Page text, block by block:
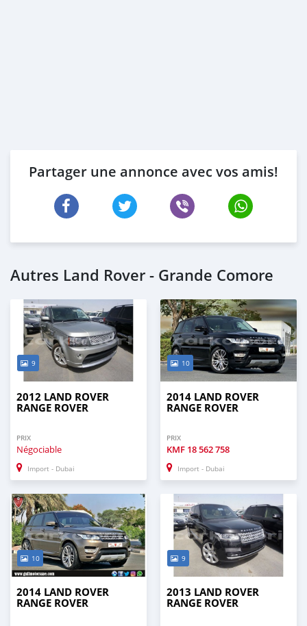
Partager une annonce avec vos amis!
Autres Land Rover - Grande Comore
9
2012 LAND ROVER
RANGE ROVER
PRIX
Négociable
Import - Dubai
10
2014 LAND ROVER
RANGE ROVER
PRIX
KMF 18 562 758
Import - Dubai
10
2014 LAND ROVER
RANGE ROVER
9
2013 LAND ROVER
RANGE ROVER